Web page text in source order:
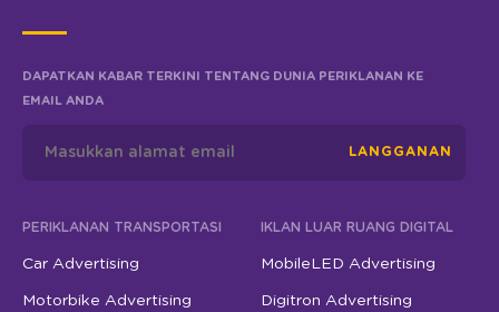
DAPATKAN KABAR TERKINI TENTANG DUNIA PERIKLANAN KE
EMAIL ANDA
LANGGANAN
PERIKLANAN TRANSPORTASI
Car Advertising
Motorbike Advertising
IKLAN LUAR RUANG DIGITAL
MobileLED Advertising
Digitron Advertising